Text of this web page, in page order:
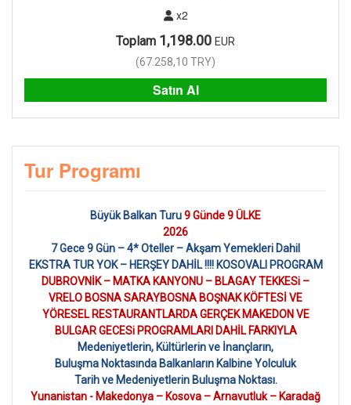
x2
Toplam 1,198.00 EUR
(67.258,10 TRY)
Satın Al
Tur Programı
Büyük Balkan Turu9 Günde 9 ÜLKE
2026
7 Gece 9 Gün – 4* Oteller – Akşam Yemekleri Dahil
EKSTRA TUR YOK – HERŞEY DAHİL !!!! KOSOVALI PROGRAM
DUBROVNİK – MATKA KANYONU – BLAGAY TEKKESi –
VRELO BOSNA SARAYBOSNA BOŞNAK KÖFTESİ VE
YÖRESEL RESTAURANTLARDA GERÇEK MAKEDON VE
BULGAR GECESi PROGRAMLARI DAHİL FARKIYLA
Medeniyetlerin, Kültürlerin ve İnançların,
Buluşma Noktasında Balkanların Kalbine Yolculuk
Tarih ve Medeniyetlerin Buluşma Noktası.
Yunanistan - Makedonya – Kosova – Arnavutluk – Karadağ